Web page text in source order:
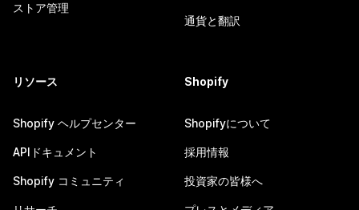
ストア管理
通貨と翻訳
リソース
Shopify ヘルプセンター
APIドキュメント
Shopify コミュニティ
Shopify
Shopifyについて
採用情報
投資家の皆様へ